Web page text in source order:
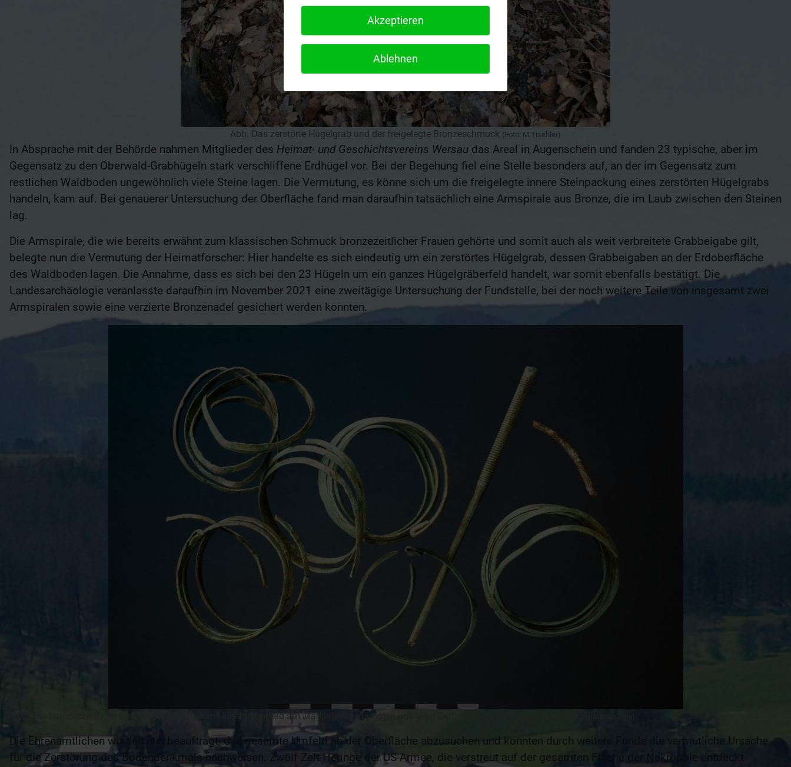
Abb: Das zerstörte Hügelgrab und der freigelegte Bronzeschmuck (Foto: M.Tischler)
In Absprache mit der Behörde nahmen Mitglieder des Heimat- und Geschichtsvereins Wersau das Areal in Augenschein und fanden 23 typische, aber im
Gegensatz zu den Oberwald-Grabhügeln stark verschliffene Erdhügel vor. Bei der Begehung fiel eine Stelle besonders auf, an der im Gegensatz zum
restlichen Waldboden ungewöhnlich viele Steine lagen. Die Vermutung, es könne sich um die freigelegte innere Steinpackung eines zerstörten Hügelgrabs
handeln, kam auf. Bei genauerer Untersuchung der Oberfläche fand man daraufhin tatsächlich eine Armspirale aus Bronze, die im Laub zwischen den Steinen
lag.
Die Armspirale, die wie bereits erwähnt zum klassischen Schmuck bronzezeitlicher Frauen gehörte und somit auch als weit verbreitete Grabbeigabe gilt,
belegte nun die Vermutung der Heimatforscher: Hier handelte es sich eindeutig um ein zerstörtes Hügelgrab, dessen Grabbeigaben an der Erdoberfläche
des Waldboden lagen. Die Annahme, dass es sich bei den 23 Hügeln um ein ganzes Hügelgräberfeld handelt, war somit ebenfalls bestätigt. Die
Landesarchäologie veranlasste daraufhin im November 2021 eine zweitägige Untersuchung der Fundstelle, bei der noch weitere Teile von insgesamt zwei
Armspiralen sowie eine verzierte Bronzenadel gesichert werden konnten.
Abb: Die bronzezeitlichen Grabbeigaben aus dem Hügelgräberfeld amMärkerreisig stammen aus einer Zeit um 1500 vor Christus
Die Ehrenamtlichen wurden nun beauftragt, das gesamte Umfeld an der Oberfläche abzusuchen und konnten durch weitere Funde die vermutliche Ursache
für die Zerstörung des Bodendenkmals nachweisen. Zwölf Zelt-Heringe der US-Armee, die verstreut auf der gesamten Fläche der Nekropole entdeckt
Akzeptieren
Ablehnen